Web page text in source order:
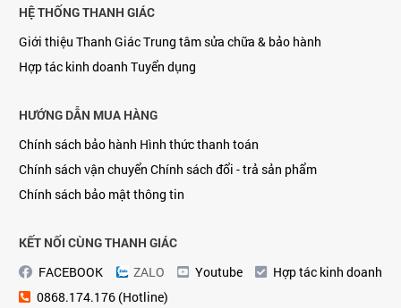
HỆ THỐNG THANH GIÁC
Giới thiệu Thanh GiácTrung tâm sửa chữa & bảo hành
Hợp tác kinh doanh Tuyển dụng
HƯỚNG DẪN MUA HÀNG
Chính sách bảo hành Hình thức thanh toán
Chính sách vận chuyển Chính sách đổi - trả sản phẩm
Chính sách bảo mật thông tin
KẾT NỐI CÙNG THANH GIÁC
FACEBOOK
ZALO Youtube
Hợp tác kinh doanh
0868.174.176 (Hotline)